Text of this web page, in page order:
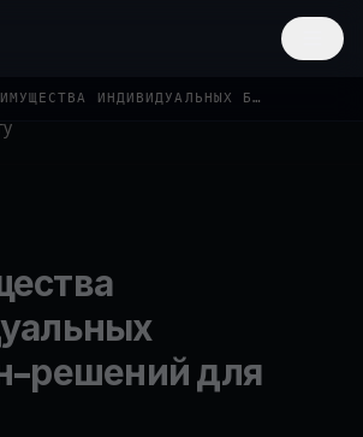
ПРЕИМУЩЕСТВА ИНДИВИДУАЛЬНЫХ БЛОКЧЕЙН-РЕШЕНИЙ
решений для